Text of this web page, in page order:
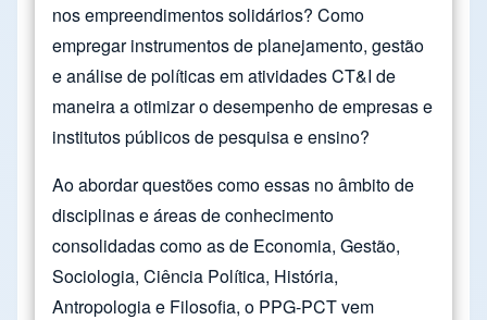
nos empreendimentos solidários? Como
empregar instrumentos de planejamento, gestão
e análise de políticas em atividades CT&I de
maneira a otimizar o desempenho de empresas e
institutos públicos de pesquisa e ensino?
Ao abordar questões como essas no âmbito de
disciplinas e áreas de conhecimento
consolidadas como as de Economia, Gestão,
Sociologia, Ciência Política, História,
Antropologia e Filosofia, o PPG-PCT vem